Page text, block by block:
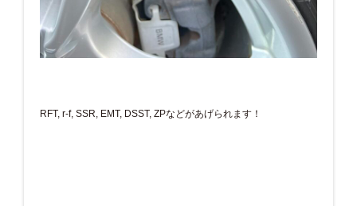
RFT, r-f, SSR, EMT, DSST, ZPなどがあげられます！